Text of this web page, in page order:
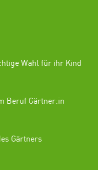
Wahl für ihr Kind
Beruf Gärtner:in
Gärtners